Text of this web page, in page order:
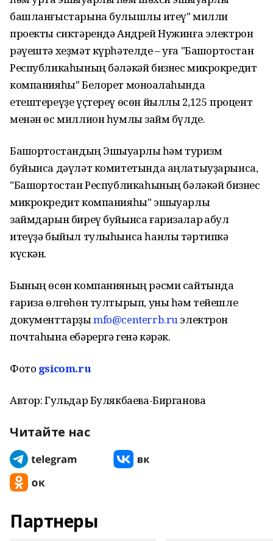
башланғыстарына булышлыҡ итеү" милли
проекты сиктәрендә Андрей Нужинға электрон
рәүештә хеҙмәт күрһәтелде – уға "Башҡортостан
Республикаһының бәләкәй бизнес микрокредит
компанияһы" Белорет моноҡалаһында
етештереүҙе үҫтереү өсөн йыллыҡ 2,125 процент
менән өс миллион һумлыҡ займ бүлде.
Башҡортостандың Эшҡыуарлыҡ һәм туризм
буйынса дәүләт комитетында аңлатыуҙарынса,
"Башҡортостан Республикаһының бәләкәй бизнес
микрокредит компанияһы" эшҡыуарлыҡ
займдарын биреү буйынса ғаризалар ҡабул
итеүҙә быйыл тулыһынса һанлы тәртипкә
күскән.
Бының өсөн компанияның рәсми сайтында
ғариза өлгөһөн тултырып, уны һәм тейешле
документтарҙыmfo@centerrb.ruэлектрон
почтаһына ебәрергә генә кәрәк.
Фото gsicom.ru
Автор: Гульдар Булякбаева-Бирганова
Читайте нас
Партнеры